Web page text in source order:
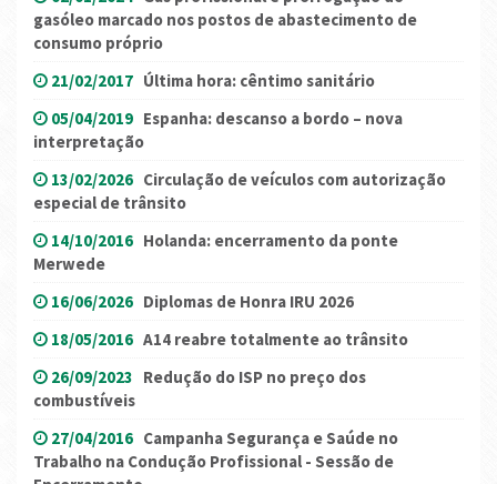
gasóleo marcado nos postos de abastecimento de
consumo próprio
21/02/2017 Última hora: cêntimo sanitário
05/04/2019 Espanha: descanso a bordo – nova
interpretação
13/02/2026 Circulação de veículos com autorização
especial de trânsito
14/10/2016 Holanda: encerramento da ponte
Merwede
16/06/2026 Diplomas de Honra IRU 2026
18/05/2016 A14 reabre totalmente ao trânsito
26/09/2023 Redução do ISP no preço dos
combustíveis
27/04/2016 Campanha Segurança e Saúde no
Trabalho na Condução Profissional - Sessão de